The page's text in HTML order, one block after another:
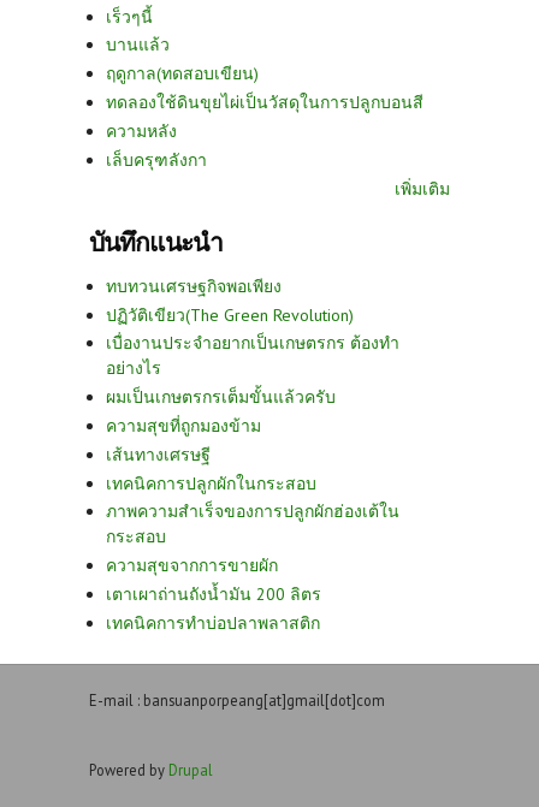
เร็วๆนี้
บานแล้ว
ฤดูกาล(ทดสอบเขียน)
ทดลองใช้ดินขุยไผ่เป็นวัสดุในการปลูกบอนสี
ความหลัง
เล็บครุฑลังกา
เพิ่มเติม
บันทึกแนะนำ
ทบทวนเศรษฐกิจพอเพียง
ปฏิวัติเขียว(The Green Revolution)
เบื่องานประจำอยากเป็นเกษตรกร ต้องทำ
อย่างไร
ผมเป็นเกษตรกรเต็มขั้นแล้วครับ
ความสุขที่ถูกมองข้าม
เส้นทางเศรษฐี
เทคนิคการปลูกผักในกระสอบ
ภาพความสำเร็จของการปลูกผักฮ่องเต้ใน
กระสอบ
ความสุขจากการขายผัก
เตาเผาถ่านถังน้ำมัน 200 ลิตร
เทคนิคการทำบ่อปลาพลาสติก
E-mail : bansuanporpeang[at]gmail[dot]com
Powered by Drupal